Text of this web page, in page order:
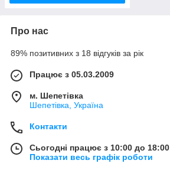
Про нас
89% позитивних з 18 відгуків за рік
Працює з 05.03.2009
м. Шепетівка
Шепетівка, Україна
Контакти
Сьогодні працює з 10:00 до 18:00
Показати весь графік роботи